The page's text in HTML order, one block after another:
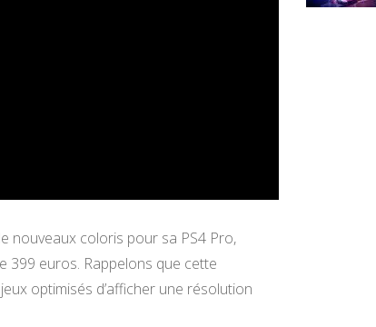
nouveaux coloris pour sa PS4 Pro,
399 euros. Rappelons que cette
optimisés d’afficher une résolution